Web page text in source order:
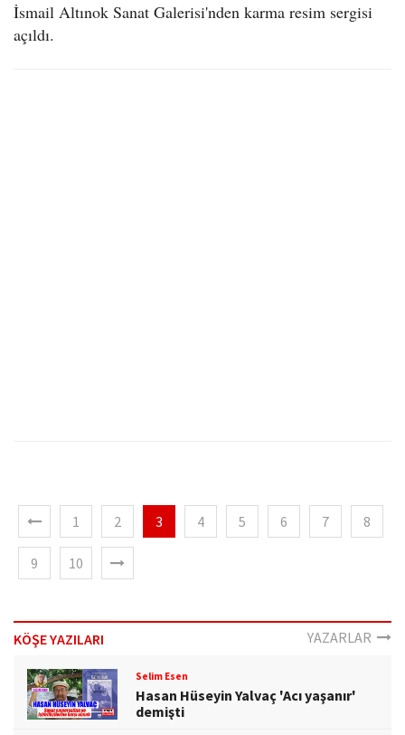
İsmail Altınok Sanat Galerisi'nden karma resim sergisi
açıldı.
1 2 3 4 5 6 7 8
9 10
KÖŞE YAZILARI YAZARLAR
Selim Esen
Hasan Hüseyin Yalvaç 'Acı yaşanır'
demişti